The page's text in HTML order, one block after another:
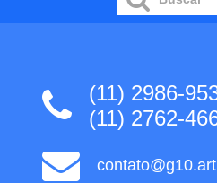
(11) 2986-
(11) 2762-